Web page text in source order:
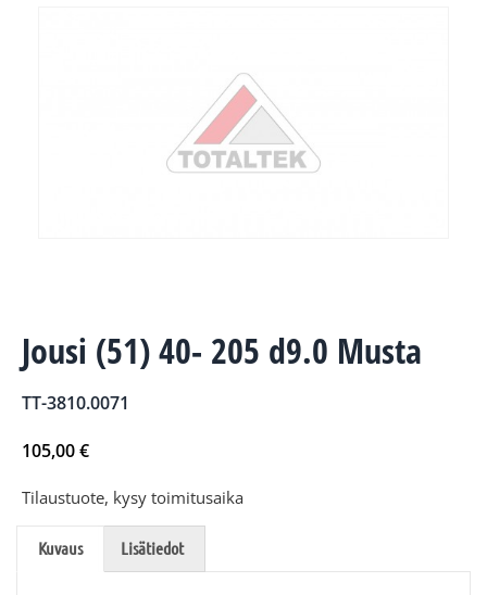
Jousi (51) 40- 205 d9.0 Musta
TT-3810.0071
105,00€
Tilaustuote, kysy toimitusaika
Kuvaus Lisätiedot